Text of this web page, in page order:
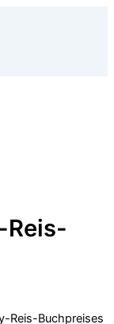
Reis-
Reis-Buchpreises